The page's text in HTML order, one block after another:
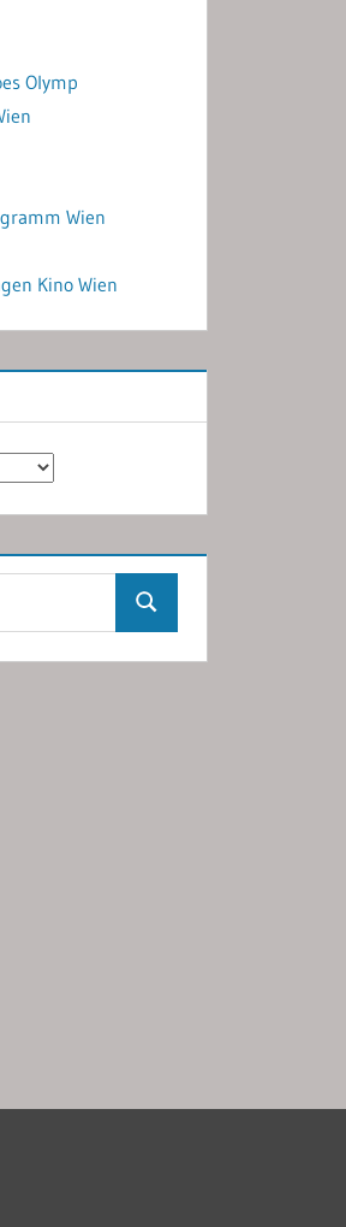
Olymp
Wien
Kino Wien
Search